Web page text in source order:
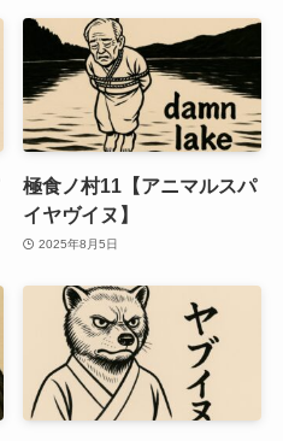
極食ノ村11【アニマルスパ
イヤヴイヌ】
2025年8月5日